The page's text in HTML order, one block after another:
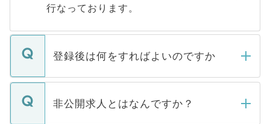
行なっております。
登録後は何をすればよいのですか
ご登録いただきましたら、弊社担当者がご
登録内容を確認し、その後メールもしくは
非公開求人とはなんですか？